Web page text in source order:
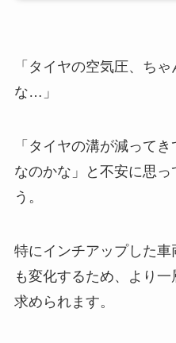
「タイヤの空気圧、ち
な…」
「タイヤの溝が減って
なのかな」と不安に思っ
う。
特にインチアップした
も変化するため、より
求められます。